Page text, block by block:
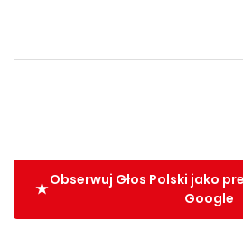
Obserwuj Głos Polski jako
Google